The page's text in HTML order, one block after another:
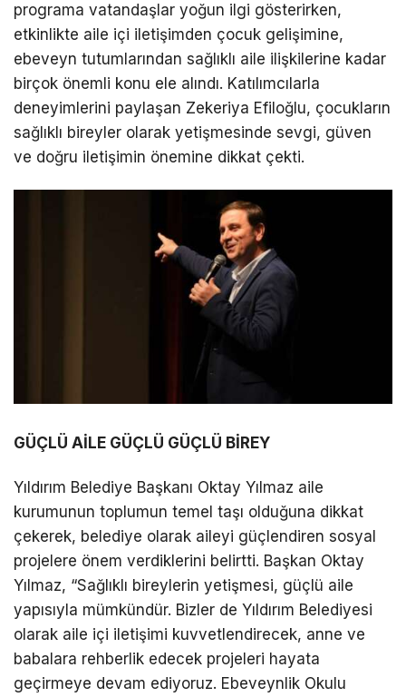
programa vatandaşlar yoğun ilgi gösterirken,
etkinlikte aile içi iletişimden çocuk gelişimine,
ebeveyn tutumlarından sağlıklı aile ilişkilerine kadar
birçok önemli konu ele alındı. Katılımcılarla
deneyimlerini paylaşan Zekeriya Efiloğlu, çocukların
sağlıklı bireyler olarak yetişmesinde sevgi, güven
ve doğru iletişimin önemine dikkat çekti.
GÜÇLÜ AİLE GÜÇLÜ GÜÇLÜ BİREY
Yıldırım Belediye Başkanı Oktay Yılmaz aile
kurumunun toplumun temel taşı olduğuna dikkat
çekerek, belediye olarak aileyi güçlendiren sosyal
projelere önem verdiklerini belirtti. Başkan Oktay
Yılmaz, “Sağlıklı bireylerin yetişmesi, güçlü aile
yapısıyla mümkündür. Bizler de Yıldırım Belediyesi
olarak aile içi iletişimi kuvvetlendirecek, anne ve
babalara rehberlik edecek projeleri hayata
geçirmeye devam ediyoruz. Ebeveynlik Okulu